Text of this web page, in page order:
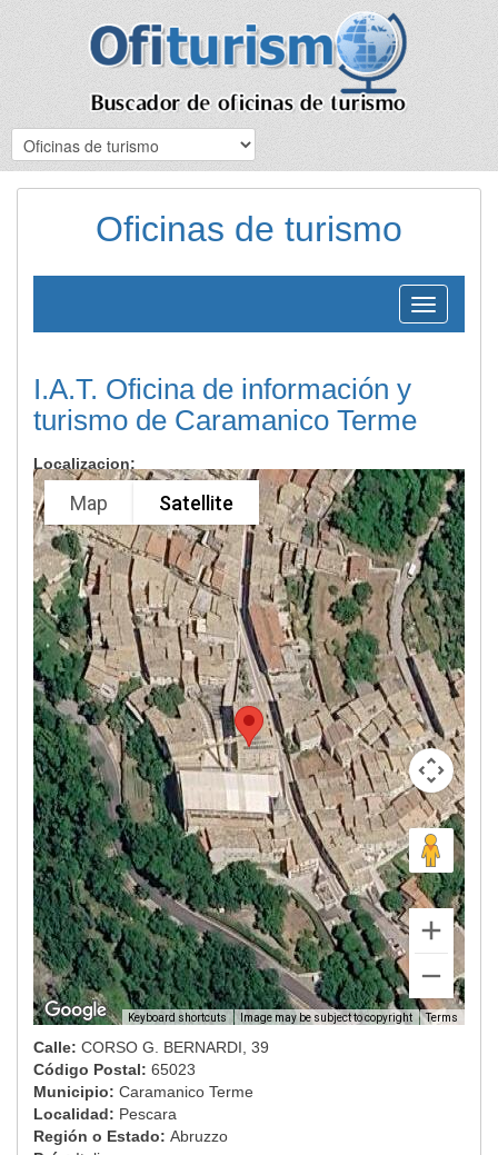
Oficinas de turismo
Toggle
navigation
I.A.T. Oficina de información y
turismo de Caramanico Terme
Localizacion:
Map Satellite
Keyboard shortcuts Image may be subject to copyright Terms
Calle: CORSO G. BERNARDI, 39
Código Postal: 65023
Municipio: Caramanico Terme
Localidad: Pescara
Región o Estado: Abruzzo